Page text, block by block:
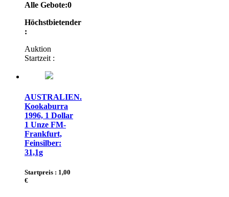
Alle Gebote:0
Höchstbietender
:
Auktion
Startzeit :
AUSTRALIEN.
Kookaburra
1996, 1 Dollar
1 Unze FM-
Frankfurt,
Feinsilber:
31,1g
Startpreis : 1,00
€